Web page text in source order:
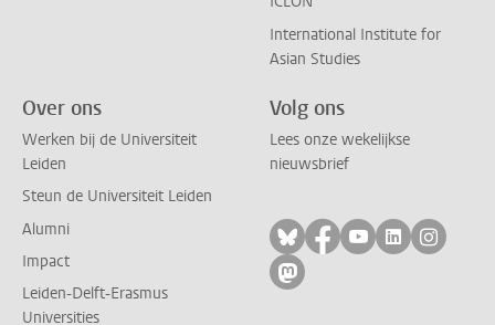
International Institute for
Asian Studies
Over ons
Werken bij de Universiteit
Leiden
Steun de Universiteit Leiden
Alumni
Impact
Leiden-Delft-Erasmus
Universities
Volg ons
Lees onze wekelijkse
nieuwsbrief
Volg ons op bluesky
Volg ons op
Volg ons op
Volg ons
Volg
Volg ons op mastodon